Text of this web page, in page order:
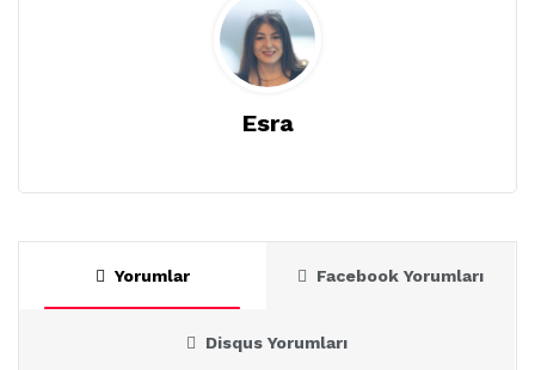
Esra
Yorumlar Facebook Yorumları
Disqus Yorumları